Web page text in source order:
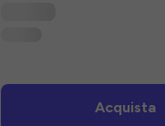
Acquista